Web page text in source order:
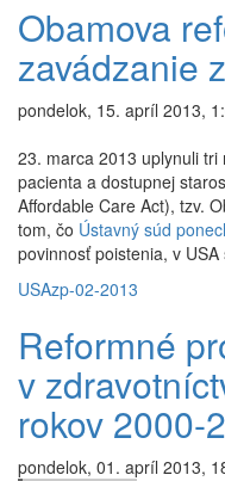
Obamova
zavádzanie
pondelok, 15. apríl 2013,
23. marca 2013 uplynuli
pacienta a dostupnej
Affordable Care Act), tzv.
tom, čo Ústavný súd
povinnosť poistenia, v
USAzp-02-2013
Reformné
v
rokov 2000-
pondelok, 01. apríl 2013,